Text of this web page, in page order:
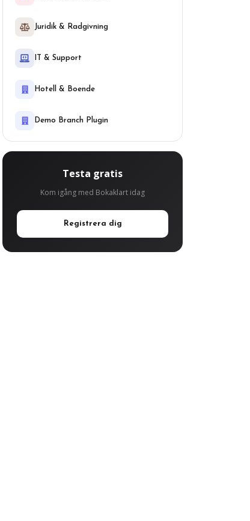
Juridik & Radgivning
IT & Support
Hotell & Boende
Demo Branch Plugin
Testa gratis
Kom igång med Bokaklart idag
Registrera dig